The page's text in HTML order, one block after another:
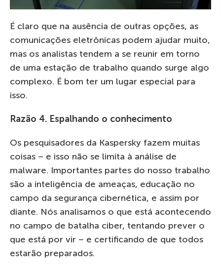
É claro que na ausência de outras opções, as
comunicações eletrônicas podem ajudar muito,
mas os analistas tendem a se reunir em torno
de uma estação de trabalho quando surge algo
complexo. É bom ter um lugar especial para
isso.
Razão 4. Espalhando o conhecimento
Os pesquisadores da Kaspersky fazem muitas
coisas – e isso não se limita à análise de
malware. Importantes partes do nosso trabalho
são a inteligência de ameaças, educação no
campo da segurança cibernética, e assim por
diante. Nós analisamos o que está acontecendo
no campo de batalha ciber, tentando prever o
que está por vir – e certificando de que todos
estarão preparados.